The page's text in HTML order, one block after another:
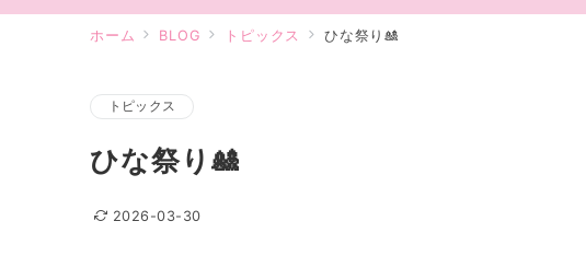
ホーム BLOG トピックス ひな祭り🎎
トピックス
ひな祭り🎎
2026-03-30